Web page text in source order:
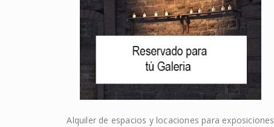
Alquiler de espacios y locaciones para exposiciones